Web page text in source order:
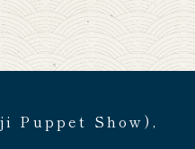
Puppet Show),